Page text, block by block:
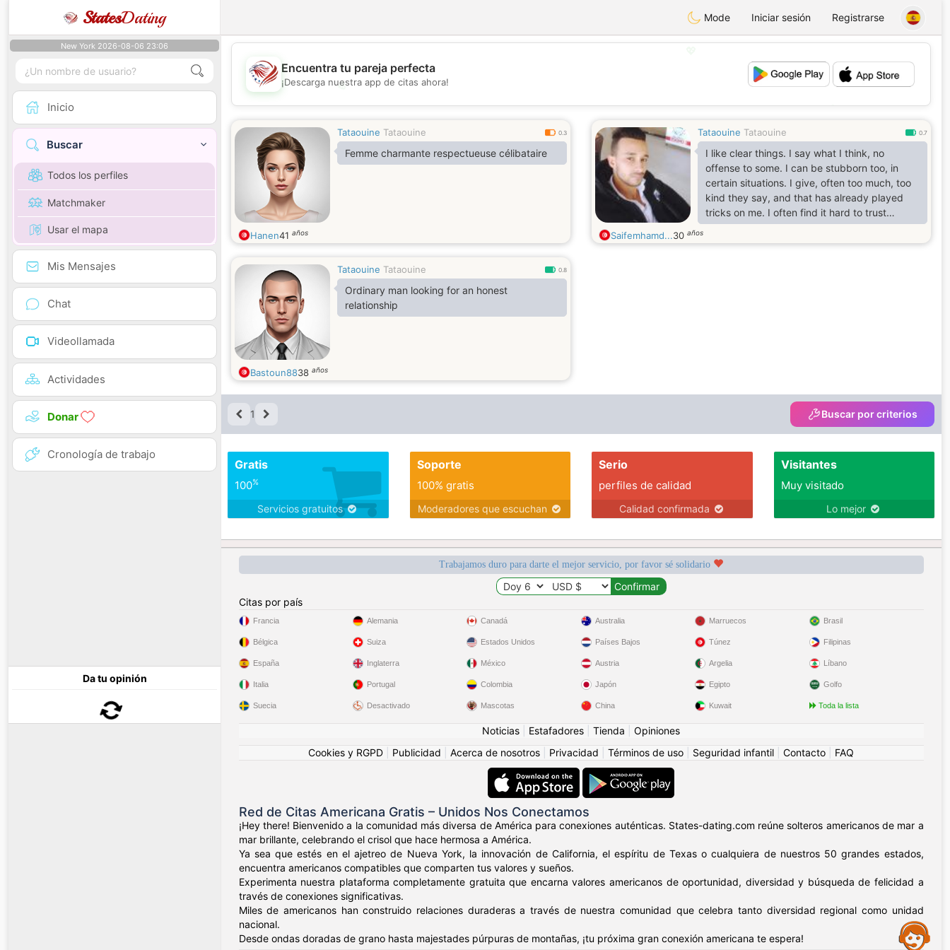
StatesDating Mode Iniciar sesión Registrarse
New York 2026-08-06 23:06
Inicio
Buscar
Todos los perfiles
Matchmaker
Usar el mapa
Mis Mensajes
Chat
Videollamada
Actividades
Donar
Cronología de trabajo
Da tu opinión
💖
💕
Encuentra tu pareja perfecta
¡Descarga nuestra app de citas ahora!
Tataouine Tataouine 0.3
Femme charmante respectueuse célibataire
Hanen41 años
Tataouine Tataouine 0.7
I like clear things. I say what I think, no
offense to some. I can be stubborn too, in
certain situations. I give, often too much, too
kind they say, and that has already played
tricks on me. I often find it hard to trust
quickly. I have a sociable side (that's the
Gemini side that stands out) which allows me
Saifemhamd...30 años
Tataouine Tataouine 0.8
Ordinary man looking for an honest
relationship
Bastoun8838 años
1 Buscar por criterios
Gratis
100%
Servicios gratuitos
Soporte
100% gratis
Moderadores que escuchan
Serio
perfiles de calidad
Calidad confirmada
Visitantes
Muy visitado
Lo mejor
Trabajamos duro para darte el mejor servicio, por favor sé solidario
Citas por país
Francia
Bélgica
España
Italia
Suecia
Alemania
Suiza
Inglaterra
Portugal
Desactivado
Canadá
Estados Unidos
México
Colombia
Mascotas
Australia
Países Bajos
Austria
Japón
China
Marruecos
Túnez
Argelia
Egipto
Kuwait
Brasil
Filipinas
Líbano
Golfo
Toda la lista
Noticias Estafadores Tienda
Opiniones
Cookies y RGPD
Publicidad Acerca de nosotros Privacidad Términos de uso Seguridad infantil Contacto FAQ
Red de Citas Americana Gratis – Unidos Nos Conectamos
¡Hey there! Bienvenido a la comunidad más diversa de América para conexiones auténticas. States-dating.com reúne solteros americanos de mar a
mar brillante, celebrando el crisol que hace hermosa a América.
Ya sea que estés en el ajetreo de Nueva York, la innovación de California, el espíritu de Texas o cualquiera de nuestros 50 grandes estados,
encuentra americanos compatibles que comparten tus valores y sueños.
Experimenta nuestra plataforma completamente gratuita que encarna valores americanos de oportunidad, diversidad y búsqueda de felicidad a
través de conexiones significativas.
Miles de americanos han construido relaciones duraderas a través de nuestra comunidad que celebra tanto diversidad regional como unidad
nacional.
Desde ondas doradas de grano hasta majestades púrpuras de montañas, ¡tu próxima gran conexión americana te espera!